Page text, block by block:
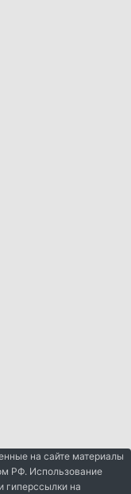
на сайте материалы
РФ. Использование
гиперссылки на